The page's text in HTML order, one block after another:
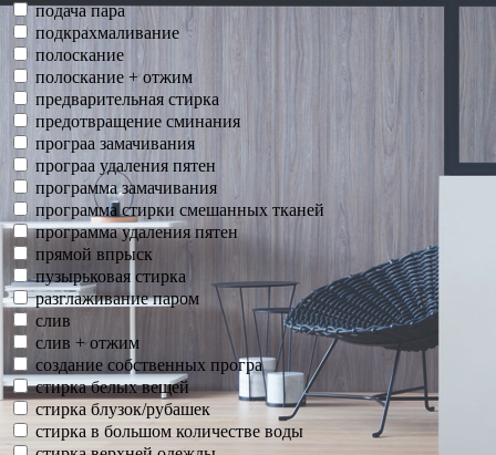
подача пара
подкрахмаливание
полоскание
полоскание + отжим
предварительная стирка
предотвращение сминания
програа замачивания
програа удаления пятен
программа замачивания
программа стирки смешанных тканей
программа удаления пятен
прямой впрыск
пузырьковая стирка
разглаживание паром
слив
слив + отжим
создание собственных програ
стирка белых вещей
стирка блузок/рубашек
стирка в большом количестве воды